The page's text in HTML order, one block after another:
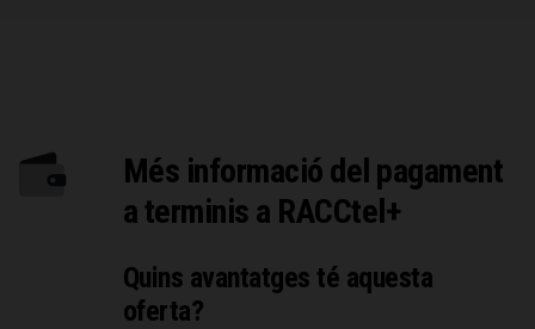
Més informació del pagament
a terminis a RACCtel+
Quins avantatges té aquesta
oferta?